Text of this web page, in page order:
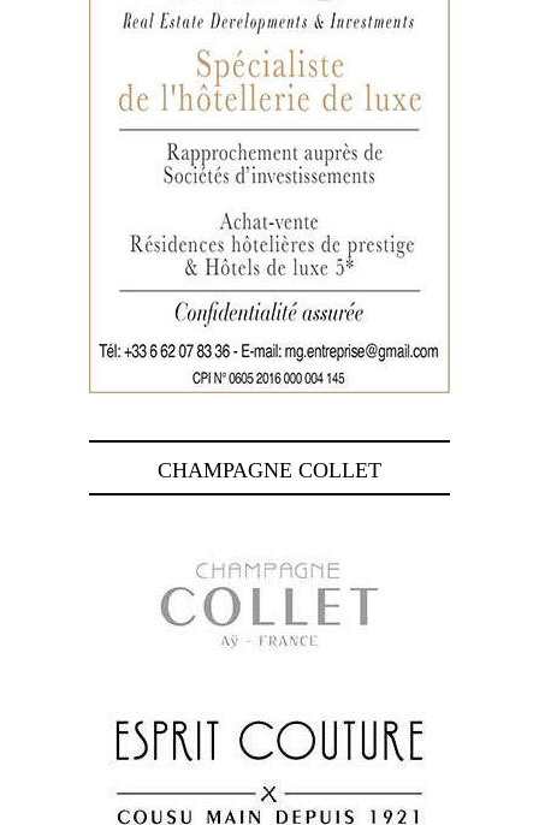
CHAMPAGNE COLLET